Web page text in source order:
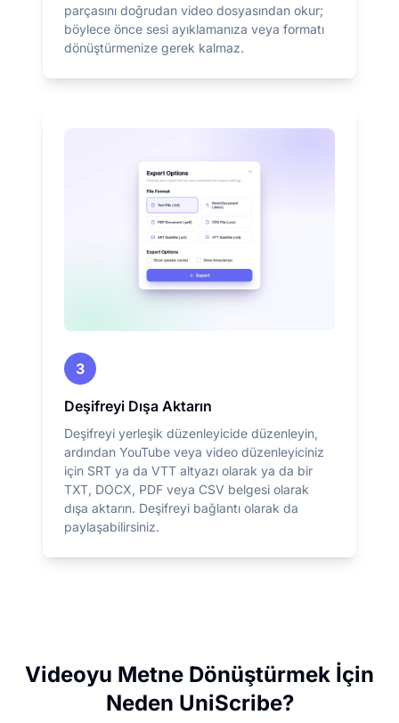
parçasını doğrudan video dosyasından okur;
böylece önce sesi ayıklamanıza veya formatı
dönüştürmenize gerek kalmaz.
3
Deşifreyi Dışa Aktarın
Deşifreyi yerleşik düzenleyicide düzenleyin,
ardından YouTube veya video düzenleyiciniz
için SRT ya da VTT altyazı olarak ya da bir
TXT, DOCX, PDF veya CSV belgesi olarak
dışa aktarın. Deşifreyi bağlantı olarak da
paylaşabilirsiniz.
Videoyu Metne Dönüştürmek İçin
Neden UniScribe?